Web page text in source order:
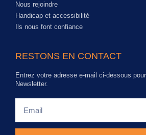
Nous rejoindre
Handicap et accessibilité
Ils nous font confiance
RESTONS EN CONTACT
Entrez votre adresse e-mail ci-dessous
Newsletter.